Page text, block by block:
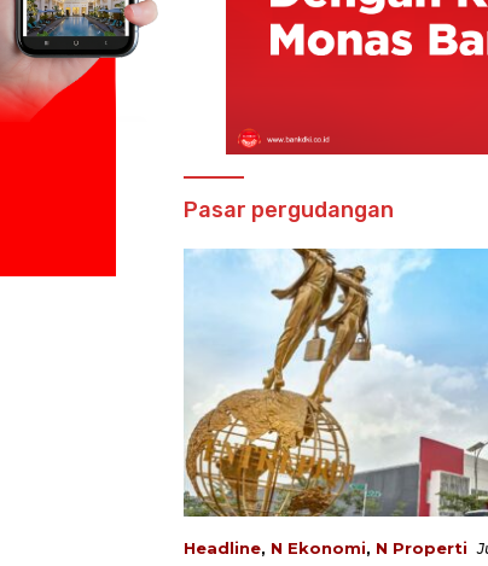
Pasar pergudangan
Headline, N Ekonomi, N Properti